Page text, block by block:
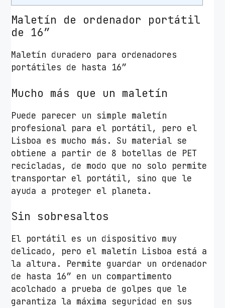
Maletín de ordenador portátil
de 16”
Maletín duradero para ordenadores
portátiles de hasta 16”
Mucho más que un maletín
Puede parecer un simple maletín
profesional para el portátil, pero el
Lisboa es mucho más. Su material se
obtiene a partir de 8 botellas de PET
recicladas, de modo que no solo permite
transportar el portátil, sino que le
ayuda a proteger el planeta.
Sin sobresaltos
El portátil es un dispositivo muy
delicado, pero el maletín Lisboa está a
la altura. Permite guardar un ordenador
de hasta 16” en un compartimento
acolchado a prueba de golpes que le
garantiza la máxima seguridad en sus